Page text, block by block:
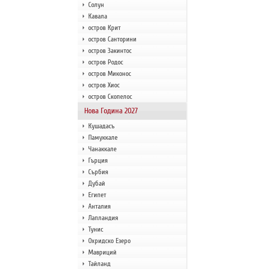
Солун
Кавала
остров Крит
остров Санторини
остров Закинтос
остров Родос
остров Миконос
остров Хиос
остров Скопелос
Нова Година 2027
Кушадасъ
Памуккале
Чанаккале
Гърция
Сърбия
Дубай
Египет
Анталия
Лапландия
Тунис
Охридско Езеро
Мавриций
Тайланд